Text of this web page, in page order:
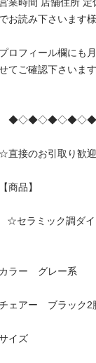
でお読み下さいます
プロフィール欄にも
てご確認下さいま
☆直接のお引取り歓
【商品】
カラー　グレー系
ェアー　ブラック2
イズ